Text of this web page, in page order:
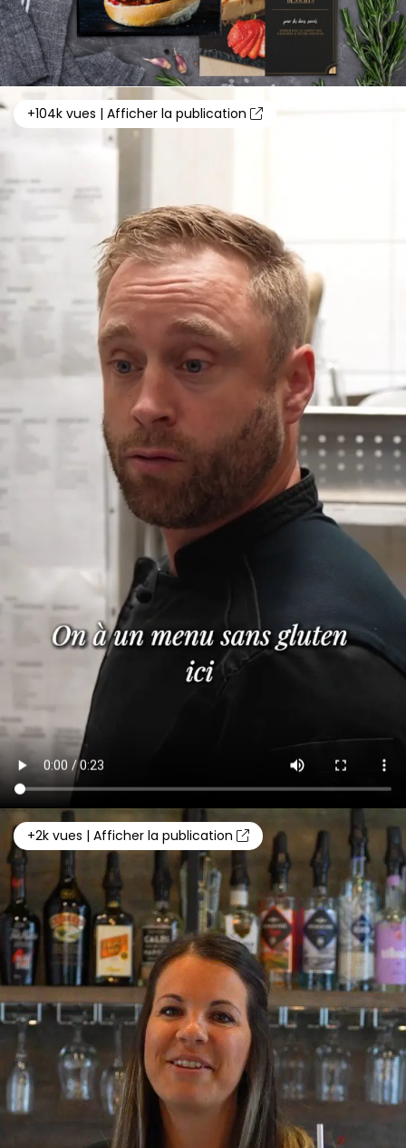
Ce site web utilise des cookies
Les cookies nous permettent de personnaliser le contenu
et les annonces, d'offrir des fonctionnalités relatives aux
médias sociaux et d'analyser notre trafic. Nous
partageons également des informations sur l'utilisation de
notre site avec nos partenaires de médias sociaux, de
+104k vues | Afficher la publication
+2k vues | Afficher la publication